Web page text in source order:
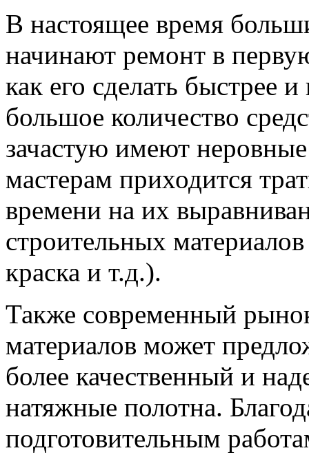
В настоящее время
начинают ремонт в
как его сделать быстрее
большое количество
зачастую имеют
мастерам приходится
времени на их
строительных
краска и т.д.).
Также современный
материалов может
более качественный и
натяжные полотна.
подготовительным